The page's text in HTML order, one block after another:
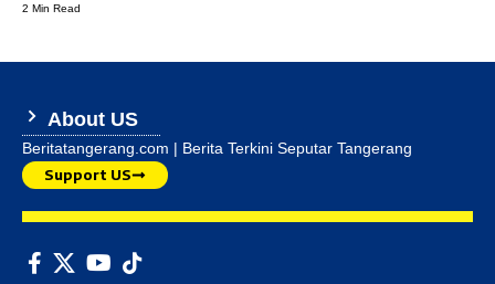
2 Min Read
About US
Beritatangerang.com | Berita Terkini Seputar Tangerang
Support US